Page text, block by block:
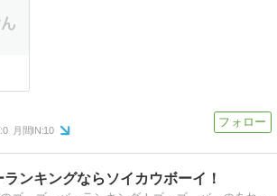
0 月間IN:10
ンキングならソイカウボーイ！